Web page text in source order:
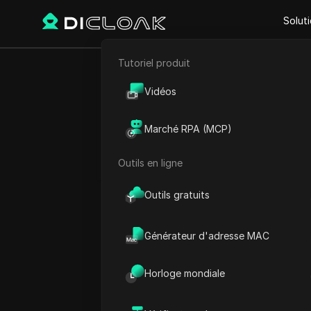
E-commerce
Tutoriel produit
Vidéos
Marché RPA (MCP)
Outils en ligne
Outils gratuits
Générateur d'adresse MAC
Horloge mondiale
Retour
Ce
Les développeurs qui
leurs comptes restreints
requêtes, surtout depuis